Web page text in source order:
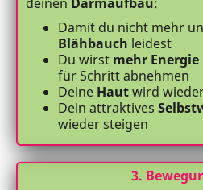
Damit du nicht mehr
Blähbauch leidest
Du wirst mehr Energie
für Schritt abnehmen
Deine Hautwird
Dein attraktives
wieder steigen
3.